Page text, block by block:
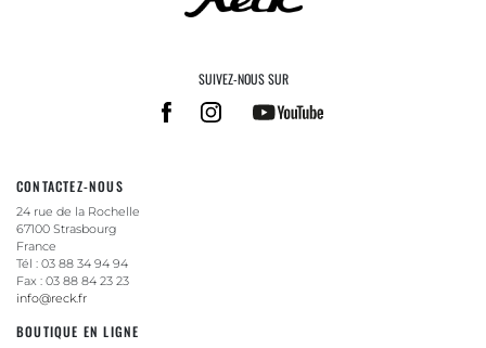
SUIVEZ-NOUS SUR
CONTACTEZ-NOUS
24 rue de la Rochelle
67100 Strasbourg
France
Tél : 03 88 34 94 94
Fax : 03 88 84 23 23
info@reck.fr
BOUTIQUE EN LIGNE